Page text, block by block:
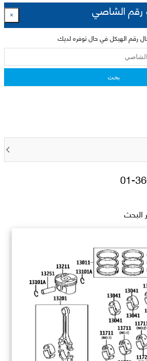
رقم الشاصي ×
رقم الهيكل في حال توفره لديك
بحث
البحث